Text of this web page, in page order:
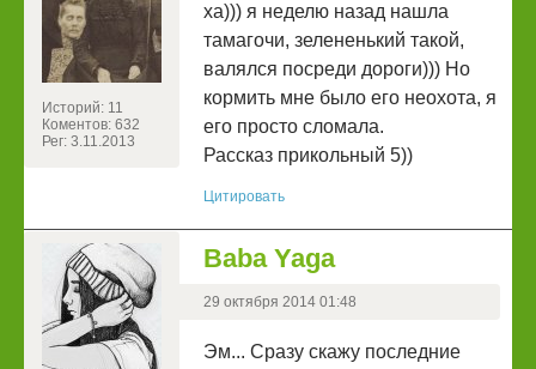
Историй: 11
Коментов: 632
Рег: 3.11.2013
ха))) я неделю назад нашла
тамагочи, зелененький такой,
валялся посреди дороги))) Но
кормить мне было его неохота, я
его просто сломала.
Рассказ прикольный 5))
Цитировать
Baba Yaga
29 октября 2014 01:48
Эм... Сразу скажу последние